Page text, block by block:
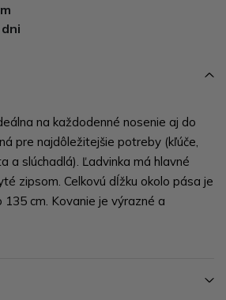
na každodenné nosenie aj do
pre najdôležitejšie potreby (kľúče,
a slúchadlá). Ľadvinka má hlavné
zipsom. Celkovú dĺžku okolo pása je
cm. Kovanie je výrazné a